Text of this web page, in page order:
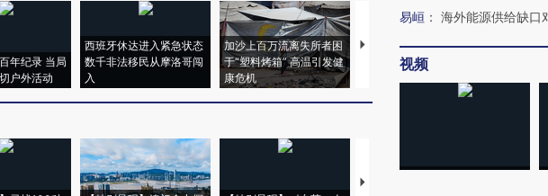
年纪录 当局
户外活动
西班牙休达进入紧急状态
数千非法移民从摩洛哥闯
入
加沙上百万流离失所者困
于“塑料烤箱” 高温引发健
康危机
视线｜HYROX的吸金
术：是什么让中产们甘
马航飞
【推广】走进第四届链博
易峘 ： 海外能源供给缺口
视频